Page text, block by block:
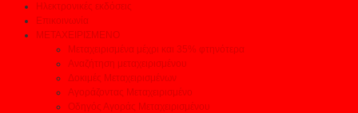
Ηλεκτρονικές εκδόσεις
Επικοινωνία
ΜΕΤΑΧΕΙΡΙΣΜΕΝΟ
Μεταχειρισμένα μέχρι και 35% φτηνότερα
Αναζήτηση μεταχειρισμένου
Δοκιμές Μεταχειρισμένων
Αγοράζοντας Μεταχειρισμένο
Οδηγός Αγοράς Μεταχειρισμένου